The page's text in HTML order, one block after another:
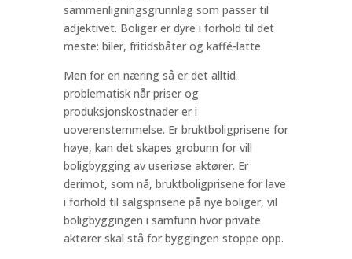
sammenligningsgrunnlag som passer til
adjektivet. Boliger er dyre i forhold til det
meste: biler, fritidsbåter og kaffé-latte.
Men for en næring så er det alltid
problematisk når priser og
produksjonskostnader er i
uoverenstemmelse. Er bruktboligprisene for
høye, kan det skapes grobunn for vill
boligbygging av useriøse aktører. Er
derimot, som nå, bruktboligprisene for lave
i forhold til salgsprisene på nye boliger, vil
boligbyggingen i samfunn hvor private
aktører skal stå for byggingen stoppe opp.